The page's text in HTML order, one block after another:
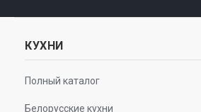
КУХНИ
Полный каталог
Белорусские кухни